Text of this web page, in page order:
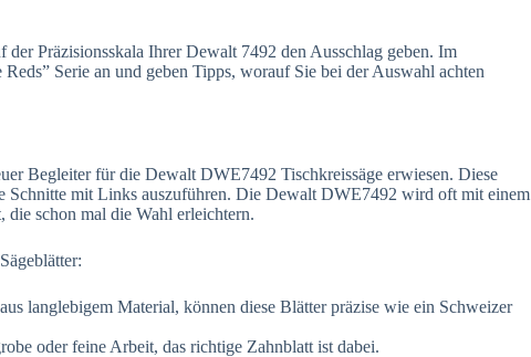
der Präzisionsskala Ihrer Dewalt 7492 den Ausschlag geben. Im
Serie an und geben Tipps, worauf Sie bei der Auswahl achten
Begleiter für die Dewalt DWE7492 Tischkreissäge erwiesen. Diese
Schnitte mit Links auszuführen. Die Dewalt DWE7492 wird oft mit einem
die schon mal die Wahl erleichtern.
langlebigem Material, können diese Blätter präzise wie ein Schweizer
oder feine Arbeit, das richtige Zahnblatt ist dabei.